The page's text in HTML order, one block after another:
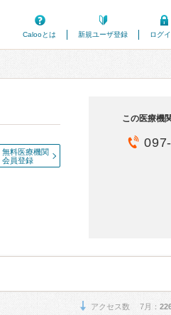
Calooとは
新規ユーザ登録 ログ
無料医療機関
会員登録
この医療機
アクセス数 7月：